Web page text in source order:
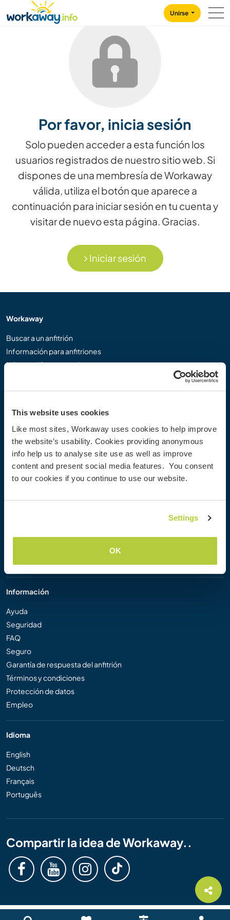
This website uses cookies
Like most sites, Workaway uses cookies to help improve
the website’s usability. Cookies providing anonymous
info help us to analyse site use as well as improve
content and present social media features. You consent
to our cookies if you continue to use our website.
Settings
OK
CONTENT
MAIN NAVIGATION
Unirse
Por favor, inicia sesión
Solo pueden acceder a esta función los
usuarios registrados de nuestro sitio web. Si
dispones de una membresía de Workaway
válida, utiliza el botón que aparece a
continuación para iniciar sesión en tu cuenta y
visitar de nuevo esta página. Gracias.
Iniciar sesión
Workaway
Buscar a un anfitrión
Información para anfitriones
Información para workawayers
Registrarse como anfitrión
Descuentos y Socios
Workaway Blog
Galería de fotos
Información
Ayuda
Seguridad
FAQ
Seguro
Garantía de respuesta del anfitrión
Términos y condiciones
Protección de datos
Empleo
Idioma
English
Deutsch
Français
Português
Compartir la idea de Workaway..